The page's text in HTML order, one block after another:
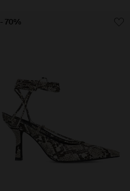
- 70%